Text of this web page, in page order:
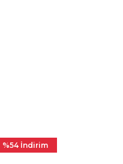
%54 İndirim